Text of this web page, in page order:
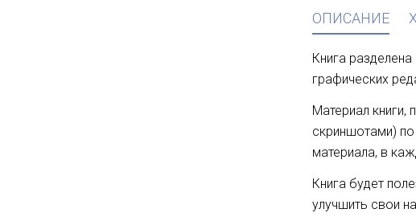
ОПИСАНИЕ
Книга
графических
Материал книги,
скриншотами)
материала, в
Книга будет
улучшить свои